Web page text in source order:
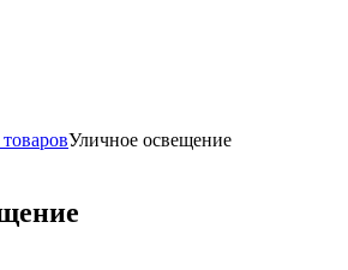
Уличное освещение